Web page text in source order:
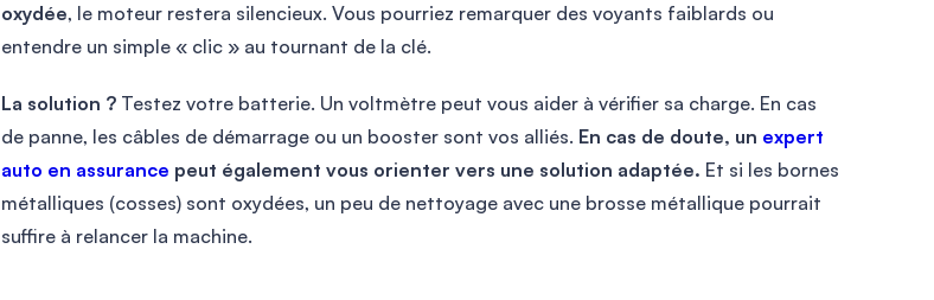
oxydée, le moteur restera silencieux. Vous pourriez remarquer des voyants faiblards ou
entendre un simple « clic » au tournant de la clé.
La solution ? Testez votre batterie. Un voltmètre peut vous aider à vérifier sa charge. En cas
de panne, les câbles de démarrage ou un booster sont vos alliés. En cas de doute, un expert
auto en assurance peut également vous orienter vers une solution adaptée. Et si les bornes
métalliques (cosses) sont oxydées, un peu de nettoyage avec une brosse métallique pourrait
suffire à relancer la machine.